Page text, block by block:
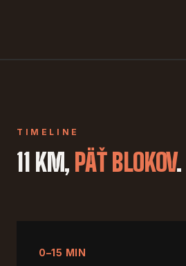
TIMELINE
11 KM, PÄŤ BLOKOV.
0–15 MIN